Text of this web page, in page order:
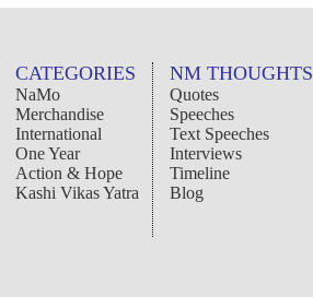
CATEGORIES
NaMo
Merchandise
International
One Year
Action & Hope
Kashi Vikas Yatra
NM THOUGHTS
Quotes
Speeches
Text Speeches
Interviews
Timeline
Blog